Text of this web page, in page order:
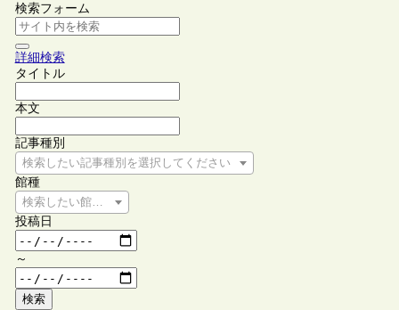
検索フォーム
詳細検索
タイトル
本文
記事種別
検索したい記事種別を選択してください
館種
検索したい館種を選択してください
投稿日
～
検索